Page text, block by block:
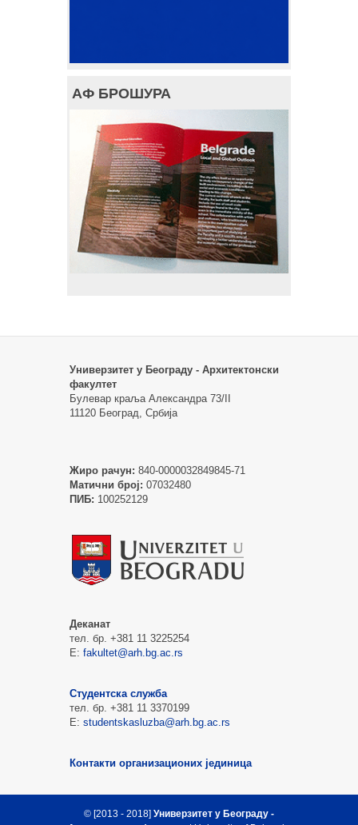
АФ БРОШУРА
Универзитет у Београду - Архитектонски
факултет
Булевар краља Александра 73/II
11120 Београд, Србија
Жиро рачун: 840-0000032849845-71
Матични број: 07032480
ПИБ: 100252129
Деканат
тел. бр. +381 11 3225254
Е: fakultet@arh.bg.ac.rs
Студентска служба
тел. бр. +381 11 3370199
Е: studentskasluzba@arh.bg.ac.rs
Контакти организационих јединица
© [2013 - 2018] Универзитет у Београду -